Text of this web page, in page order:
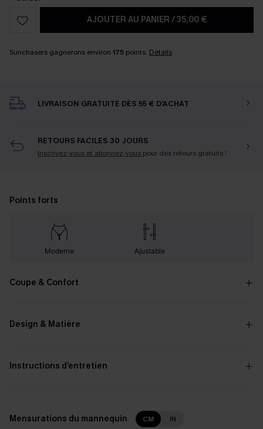
AJOUTER AU PANIER /35,00 €
Sunchasers gagnerons environ 175 points. Détails
LIVRAISON GRATUITE DÈS 55 € D'ACHAT
RETOURS FACILES 30 JOURS
Inscrivez-vous et abonnez-vous pour des retours gratuits !
Points forts
Moderne Ajustable
Coupe & Confort
Design & Matière
Instructions d’entretien
Mensurations du mannequin CM IN